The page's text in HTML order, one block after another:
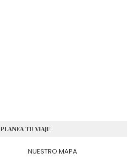
PLANEA TU VIAJE
NUESTRO MAPA